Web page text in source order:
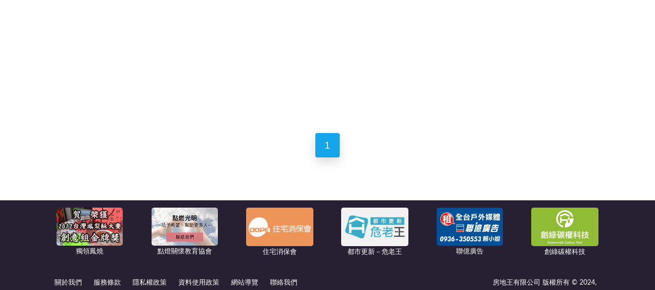
1
獨領鳳燒 點燈關懷教育協會 住宅消保會 都市更新－危老王 聯億廣告 創綠碳權科技
關於我們 服務條款 隱私權政策 資料使用政策 網站導覽 聯絡我們 房地王有限公司 版權所有 © 2024,